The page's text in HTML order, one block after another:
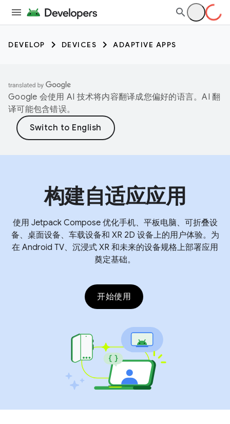
DEVELOP DEVICES ADAPTIVE APPS
Google 会使用 AI 技术将内容翻译成您偏好的语言。AI 翻
译可能包含错误。
构建自适应应用
使用 Jetpack Compose 优化手机、平板电脑、可折叠设
备、桌面设备、车载设备和 XR 2D 设备上的用户体验。为
在 Android TV、沉浸式 XR 和未来的设备规格上部署应用
奠定基础。
开始使用